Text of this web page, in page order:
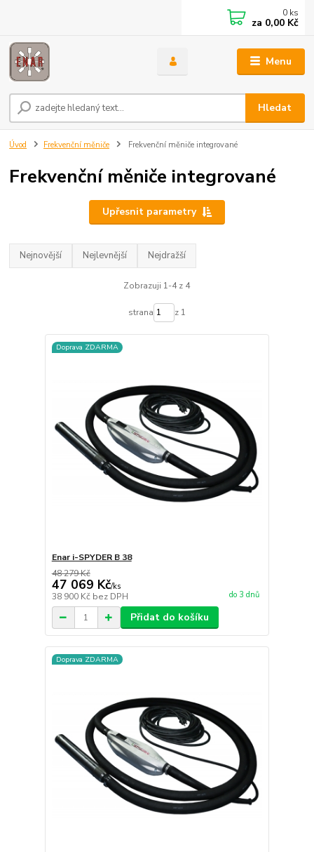
Menu
Hledat
0 ks
za 0,00 Kč
Úvod Frekvenční měniče Frekvenční měniče integrované
Frekvenční měniče integrované
Upřesnit parametry
Nejnovější Nejlevnější Nejdražší
Zobrazuji 1-4 z 4
strana z 1
Doprava ZDARMA
Enar i-SPYDER B 38
48 279 Kč
47 069 Kč/ks
38 900 Kč bez DPH do 3 dnů
Přidat do košíku
Doprava ZDARMA